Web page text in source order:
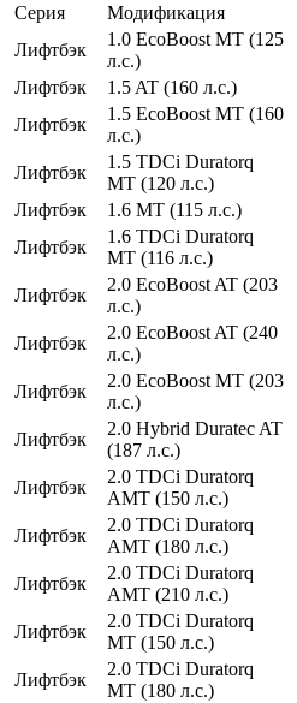
Серия
Модификация
Лифтбэк
1.0 EcoBoost MT (125
л.с.)
Лифтбэк
1.5 AT (160 л.с.)
Лифтбэк
1.5 EcoBoost MT (160
л.с.)
Лифтбэк
1.5 TDCi Duratorq
MT (120 л.с.)
Лифтбэк
1.6 MT (115 л.с.)
Лифтбэк
1.6 TDCi Duratorq
MT (116 л.с.)
Лифтбэк
2.0 EcoBoost AT (203
л.с.)
Лифтбэк
2.0 EcoBoost AT (240
л.с.)
Лифтбэк
2.0 EcoBoost MT (203
л.с.)
Лифтбэк
2.0 Hybrid Duratec AT
(187 л.с.)
Лифтбэк
2.0 TDCi Duratorq
AMT (150 л.с.)
Лифтбэк
2.0 TDCi Duratorq
AMT (180 л.с.)
Лифтбэк
2.0 TDCi Duratorq
AMT (210 л.с.)
Лифтбэк
2.0 TDCi Duratorq
MT (150 л.с.)
Лифтбэк
2.0 TDCi Duratorq
MT (180 л.с.)